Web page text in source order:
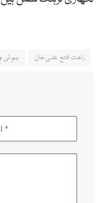
راحت فتح علی خان ہم ٹی